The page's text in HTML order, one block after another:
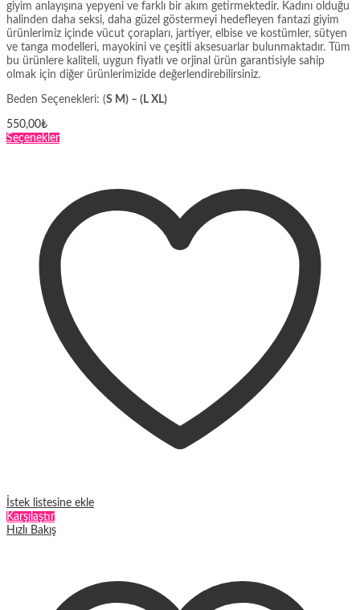
giyim anlayışına yepyeni ve farklı bir akım getirmektedir. Kadını olduğu
halinden daha seksi, daha güzel göstermeyi hedefleyen fantazi giyim
ürünlerimiz içinde vücut çorapları, jartiyer, elbise ve kostümler, sütyen
ve tanga modelleri, mayokini ve çeşitli aksesuarlar bulunmaktadır. Tüm
bu ürünlere kaliteli, uygun fiyatlı ve orjinal ürün garantisiyle sahip
olmak için diğer ürünlerimizide değerlendirebilirsiniz.
Beden Seçenekleri: (S M) – (L XL)
550,00₺
SeçeneklerBu
varyasyonu
var.
Seçenekler
ürün
sayfasından
seçilebilir
İstek listesine ekle
Karşılaştır
Hızlı Bakış